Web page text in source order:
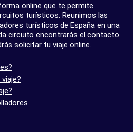
online que te permite
turísticos. Reunimos las
turísticos de España en una
circuito encontrarás el contacto
solicitar tu viaje online.